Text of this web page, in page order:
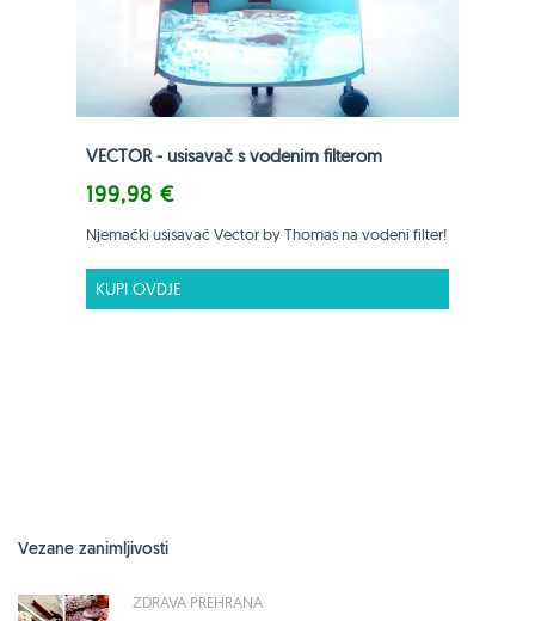
VECTOR - usisavač s vodenim filterom
199,98 €
Njemački usisavač Vector by Thomas na vodeni filter!
KUPI OVDJE
Vezane zanimljivosti
ZDRAVA PREHRANA